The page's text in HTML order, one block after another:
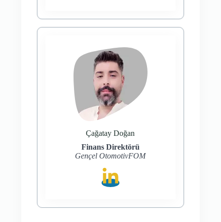
Çağatay Doğan
Finans Direktörü
Gençel OtomotivFOM